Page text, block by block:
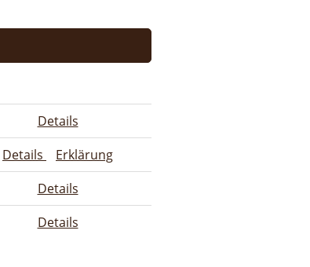
Details
Details
Erklärung
Details
Details